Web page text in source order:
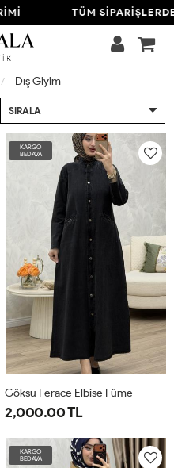
TÜM SİPARİŞLERDE
Dış Giyim
SIRALA
KARGO
BEDAVA
42 44 46 48 50 52
Göksu Ferace Elbise Füme
2,000.00 TL
KARGO
BEDAVA